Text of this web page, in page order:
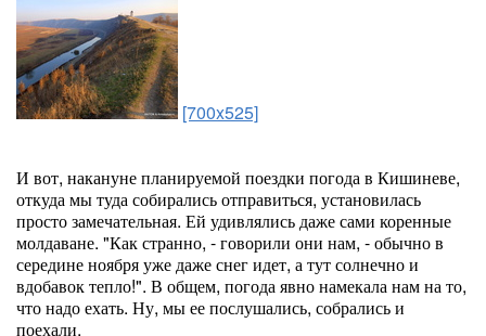
[700x525]
И вот, накануне планируемой поездки погода в Кишиневе,
откуда мы туда собирались отправиться, установилась
просто замечательная. Ей удивлялись даже сами коренные
молдаване. "Как странно, - говорили они нам, - обычно в
середине ноября уже даже снег идет, а тут солнечно и
вдобавок тепло!". В общем, погода явно намекала нам на то,
что надо ехать. Ну, мы ее послушались, собрались и
поехали.